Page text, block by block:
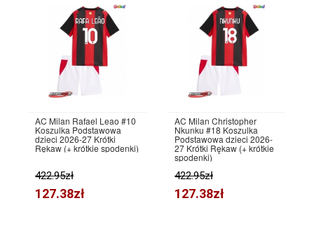
AC Milan Rafael Leao #10
Koszulka Podstawowa
dzieci 2026-27 Krótki
Rękaw (+ krótkie spodenki)
422.95zł
127.38zł
AC Milan Christopher
Nkunku #18 Koszulka
Podstawowa dzieci 2026-
27 Krótki Rękaw (+ krótkie
spodenki)
422.95zł
127.38zł